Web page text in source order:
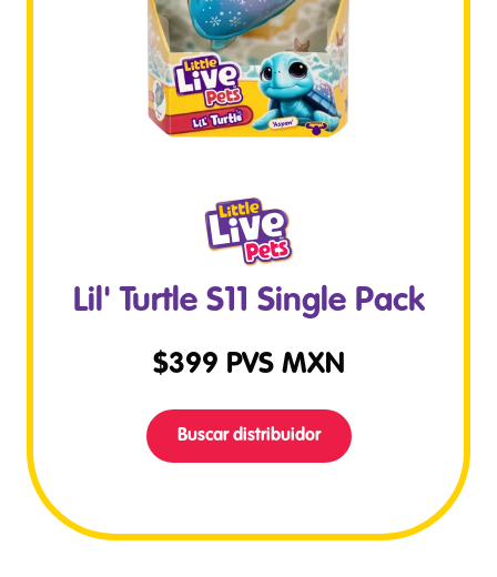
Lil' Turtle S11 Single Pack
$399 PVS MXN
Buscar distribuidor